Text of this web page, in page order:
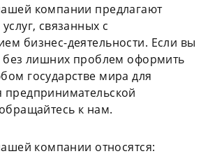
компании предлагают
связанных с
бизнес-деятельности. Если вы
без лишних проблем оформить
государстве мира для
предпринимательской
к нам.
компании относятся: